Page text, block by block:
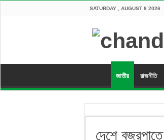
SATURDAY , AUGUST 8 2026
জাতীয় রাজনীতি
দেশে